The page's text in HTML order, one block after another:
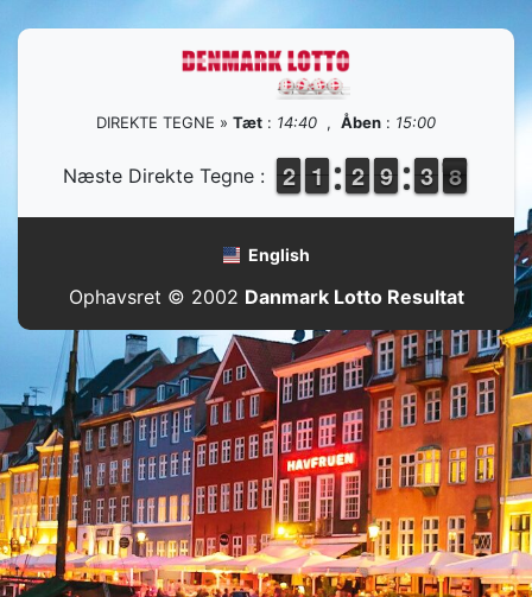
DIREKTE TEGNE » Tæt : 14:40 , Åben : 15:00
Næste Direkte Tegne : 1
1
2
2 1
1
1
1 1
1
2
2 8
8
9
9 4
3
3 8
7
English
Ophavsret © 2002 Danmark Lotto Resultat